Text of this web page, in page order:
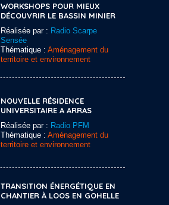
WORKSHOPS POUR MIEUX
DÉCOUVRIR LE BASSIN MINIER
Réalisée par : Radio Scarpe
Sensée
Thématique : Aménagement du
territoire et environnement
NOUVELLE RÉSIDENCE
UNIVERSITAIRE A ARRAS
Réalisée par : Radio PFM
Thématique : Aménagement du
territoire et environnement
TRANSITION ÉNERGÉTIQUE EN
CHANTIER À LOOS EN GOHELLE